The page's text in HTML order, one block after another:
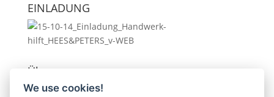
EINLADUNG
Über uns:
HANDWERK HILFT e.V. ist aus einer Initiative der
We use cookies!